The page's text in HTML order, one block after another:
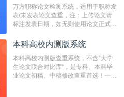
万方职称论文检测系统，适用于职称发
表/未发表论文查重，注：上传论文请
标注发表日期，如无则使用论文正式发
成时间作为发表日期。
本科高校内测版系统
本科高校内测版查重系统，不含”大学
生论文联合对比库“，是专科、本科毕
业论文初稿、中稿修改查重首选！——